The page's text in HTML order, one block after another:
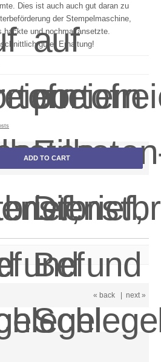
Dies ist auch auch gut daran zu
der Stempelmaschine,
und nochmal ansetzte.
guter Erhaltung!
ADD TO CART
« back | next »